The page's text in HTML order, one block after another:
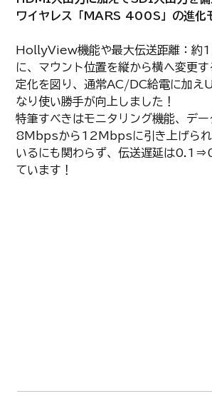
ワイヤレス「MARS 400S」の進化
HollyView機能や最大伝送距離：約
に、マウント位置を縦から横へ変更
定化を図り、通常AC/DC給電に加え
なり使い勝手が向上しました！
特筆すべきはモニタリング機能、デ
8Mbpsから12Mbpsに引き上げられ
いるにも関わらず、伝送遅延は
ています！